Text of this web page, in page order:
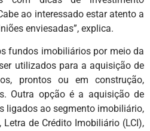
ao interessado estar atento a
enviesadas”, explica.
fundos imobiliários por meio da
utilizados para a aquisição de
prontos ou em construção,
Outra opção é a aquisição de
ligados ao segmento imobiliário,
de Crédito Imobiliário (LCI),